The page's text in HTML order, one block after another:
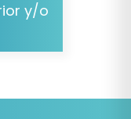
y/o